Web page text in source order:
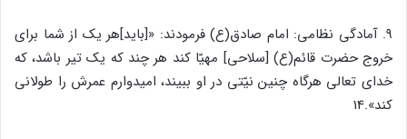
۹. آمادگی نظامی: امام صادق(ع) فرمودند: «[باید]هر یک از شما برای
خروج حضرت قائم(ع) [سلاحی] مهیّا کند هر چند که یک تیر باشد، که
خدای تعالی هرگاه چنین نیّتی در او ببیند، امیدوارم عمرش را طولانی
کند».14